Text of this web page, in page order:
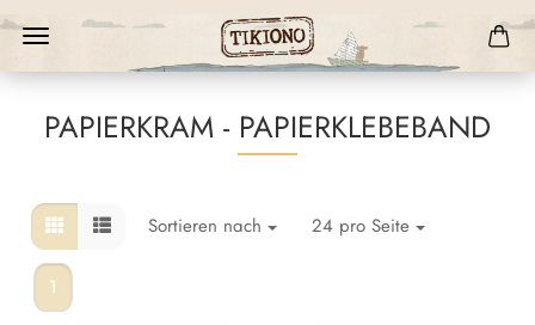
PAPIERKRAM - PAPIERKLEBEBAND
Sortieren nach 24 pro Seite
1